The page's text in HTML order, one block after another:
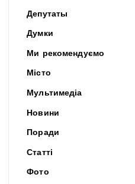
Депутаты
Думки
Ми рекомендуємо
Місто
Мультимедіа
Новини
Поради
Статті
Фото